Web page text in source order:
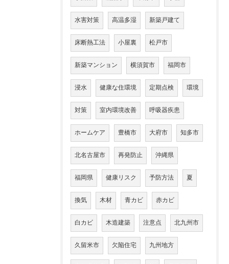
水害対策 高温多湿 新築戸建て
床断熱工法 小屋裏 松戸市
新築マンション 横須賀市 福岡市
浸水 健康な住環境 定期点検 環境
対策 室内環境改善 呼吸器疾患
ホームケア 豊橋市 大府市 知多市
北名古屋市 再発防止 沖縄県
福岡県 健康リスク 予防方法 夏
換気 木材 青カビ 赤カビ
白カビ 木造建築 注意点 北九州市
久留米市 欠陥住宅 九州地方